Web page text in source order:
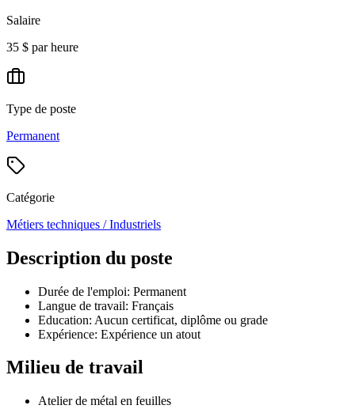
Salaire
35 $ par heure
Type de poste
Permanent
Catégorie
Métiers techniques / Industriels
Description du poste
Durée de l'emploi: Permanent
Langue de travail: Français
Education: Aucun certificat, diplôme ou grade
Expérience: Expérience un atout
Milieu de travail
Atelier de métal en feuilles